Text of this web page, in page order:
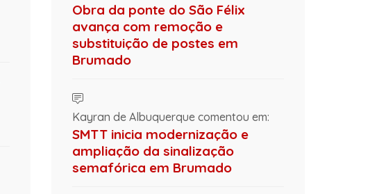
Obra da ponte do São Félix
avança com remoção e
substituição de postes em
Brumado
Kayran de Albuquerque comentou em:
SMTT inicia modernização e
ampliação da sinalização
semafórica em Brumado